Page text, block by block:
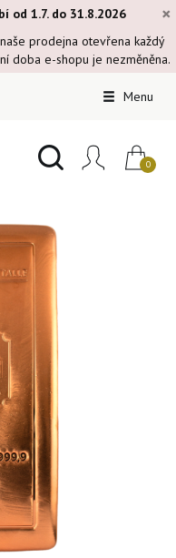
×
od 1.7. do 31.8.2026
prodejna otevřena každý
doba e-shopu je nezměněna.
Menu